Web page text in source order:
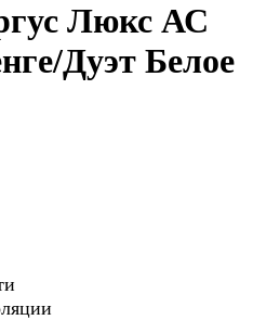
Люкс АС
Дуэт Белое